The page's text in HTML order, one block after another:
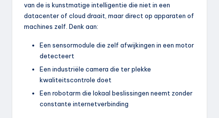
van de is kunstmatige intelligentie die niet in een
datacenter of cloud draait, maar direct op apparaten of
machines zelf. Denk aan:
Een sensormodule die zelf afwijkingen in een motor
detecteert
Een industriële camera die ter plekke
kwaliteitscontrole doet
Een robotarm die lokaal beslissingen neemt zonder
constante internetverbinding